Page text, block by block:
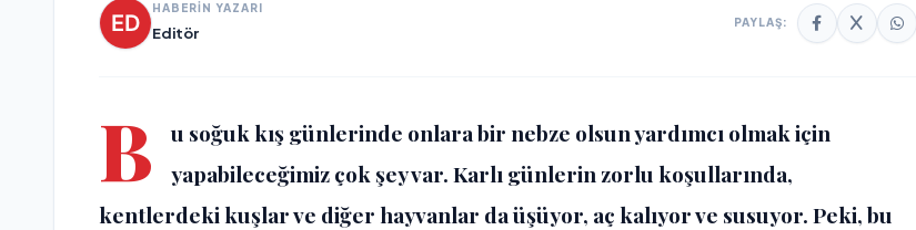
HABERİN YAZARI
Editör
PAYLAŞ:
B
u soğuk kış günlerinde onlara bir nebze olsun yardımcı olmak için
yapabileceğimiz çok şey var. Karlı günlerin zorlu koşullarında,
kentlerdeki kuşlar ve diğer hayvanlar da üşüyor, aç kalıyor ve susuyor. Peki, bu